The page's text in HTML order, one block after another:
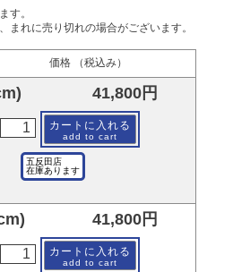
す。
まれに売り切れの場合がございます。
価格 （税込み）
41,800円
カートに入れる
add to cart
五反田店
在庫あります
41,800円
カートに入れる
add to cart